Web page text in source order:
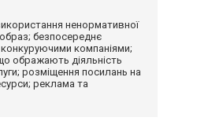
ненормативної
безпосереднє
компаніями;
ображають діяльність
розміщення посилань на
реклама та